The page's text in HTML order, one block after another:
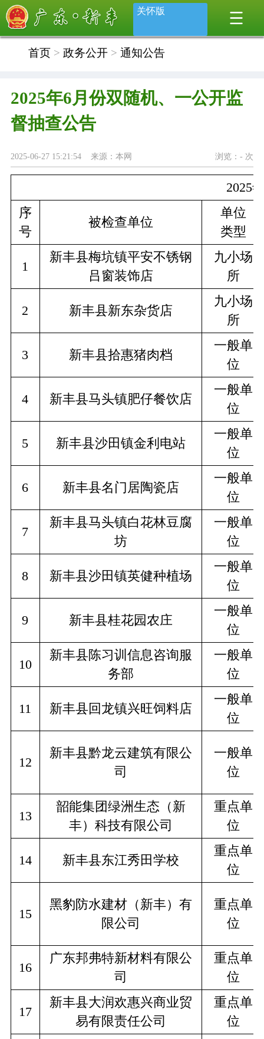
关怀版
首页> 政务公开> 通知公告
2025年6月份双随机、一公开监
督抽查公告
浏览：- 次
2025-06-27 15:21:54 来源：本网
2025
序
号
被检查单位
单位
类型
1
新丰县梅坑镇平安不锈钢
吕窗装饰店
九小场
所
2 新丰县新东杂货店
九小场
所
3 新丰县拾惠猪肉档
一般单
位
4 新丰县马头镇肥仔餐饮店
一般单
位
5 新丰县沙田镇金利电站
一般单
位
6 新丰县名门居陶瓷店
一般单
位
7
新丰县马头镇白花林豆腐
坊
一般单
位
8 新丰县沙田镇英健种植场
一般单
位
9 新丰县桂花园农庄
一般单
位
10
新丰县陈习训信息咨询服
务部
一般单
位
11 新丰县回龙镇兴旺饲料店
一般单
位
12
新丰县黔龙云建筑有限公
司
一般单
位
13
韶能集团绿洲生态（新
丰）科技有限公司
重点单
位
14 新丰县东江秀田学校
重点单
位
15
黑豹防水建材（新丰）有
限公司
重点单
位
16
广东邦弗特新材料有限公
司
重点单
位
17
新丰县大润欢惠兴商业贸
易有限责任公司
重点单
位